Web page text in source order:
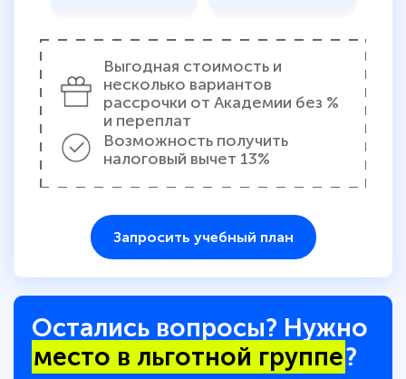
Выгодная стоимость и
несколько вариантов
рассрочки от Академии без %
и переплат
Возможность получить
налоговый вычет 13%
Запросить учебный план
Остались вопросы? Нужно
место в льготной группе?